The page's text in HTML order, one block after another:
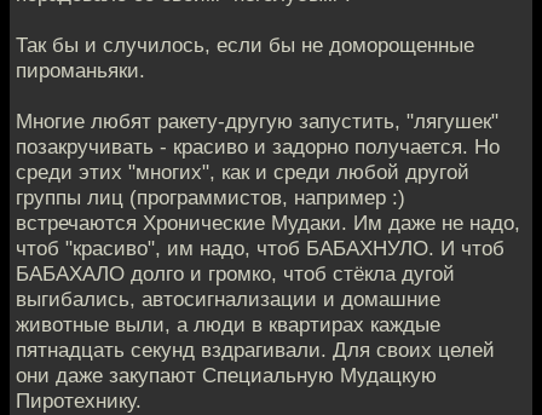
Так бы и случилось, если бы не доморощенные
пироманьяки.
Многие любят ракету-другую запустить, "лягушек"
позакручивать - красиво и задорно получается. Но
среди этих "многих", как и среди любой другой
группы лиц (программистов, например :)
встречаются Хронические Мудаки. Им даже не надо,
чтоб "красиво", им надо, чтоб БАБАХНУЛО. И чтоб
БАБАХАЛО долго и громко, чтоб стёкла дугой
выгибались, автосигнализации и домашние
животные выли, а люди в квартирах каждые
пятнадцать секунд вздрагивали. Для своих целей
они даже закупают Специальную Мудацкую
Пиротехнику.